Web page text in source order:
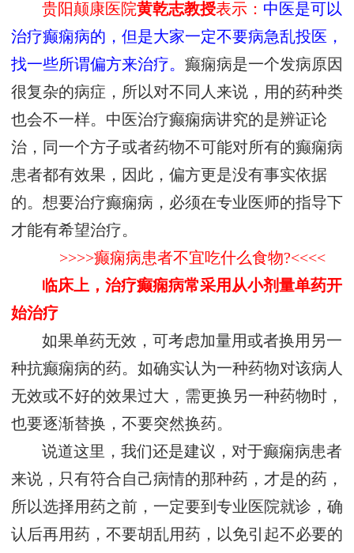
贵阳颠康医院黄乾志教授表示： 中医是可以
治疗癫痫病的，但是大家一定不要病急乱投医，
找一些所谓偏方来治疗。 癫痫病是一个发病原因
很复杂的病症，所以对不同人来说，用的药种类
也会不一样。中医治疗癫痫病讲究的是辨证论
治，同一个方子或者药物不可能对所有的癫痫病
患者都有效果，因此，偏方更是没有事实依据
的。想要治疗癫痫病，必须在专业医师的指导下
才能有希望治疗。
>>>>癫痫病患者不宜吃什么食物?<<<<
临床上，治疗癫痫病常采用从小剂量单药开
始治疗
如果单药无效，可考虑加量用或者换用另一
种抗癫痫病的药。如确实认为一种药物对该病人
无效或不好的效果过大，需更换另一种药物时，
也要逐渐替换，不要突然换药。
说道这里，我们还是建议，对于癫痫病患者
来说，只有符合自己病情的那种药，才是的药，
所以选择用药之前，一定要到专业医院就诊，确
认后再用药，不要胡乱用药，以免引起不必要的